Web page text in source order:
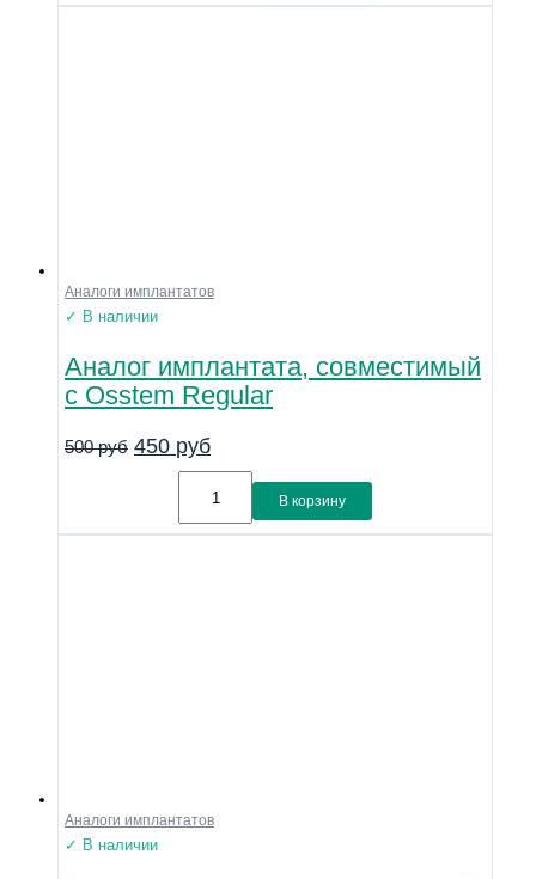
Аналоги имплантатов
✓ В наличии
Аналог имплантата, совместимый
с Osstem Regular
500руб 450 руб
В корзину
Аналоги имплантатов
✓ В наличии